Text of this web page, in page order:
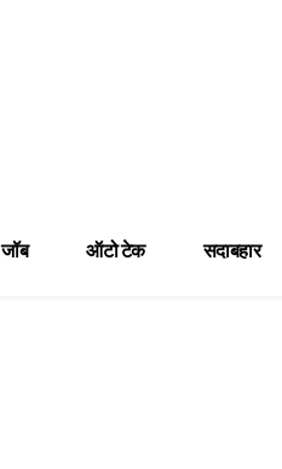
जॉब ऑटो टेक सदाबहार